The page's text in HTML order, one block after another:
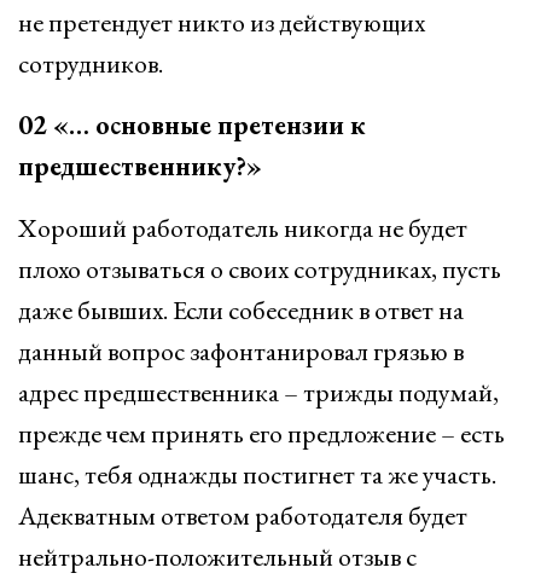
не претендует никто из действующих
сотрудников.
02 «… основные претензии к
предшественнику?»
Хороший работодатель никогда не будет
плохо отзываться о своих сотрудниках, пусть
даже бывших. Если собеседник в ответ на
данный вопрос зафонтанировал грязью в
адрес предшественника – трижды подумай,
прежде чем принять его предложение – есть
шанс, тебя однажды постигнет та же участь.
Адекватным ответом работодателя будет
нейтрально-положительный отзыв с